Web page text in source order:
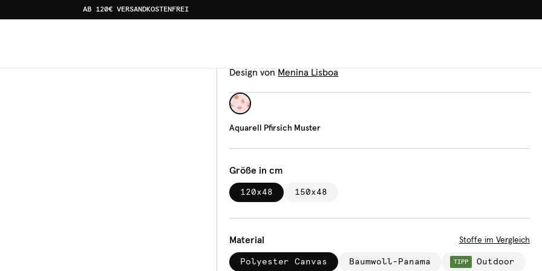
AB 120€ VERSANDKOSTENFREI
Bankauflage
Design von Menina Lisboa
Aquarell Pfirsich Muster
Größe in cm
120x48 150x48
Material Stoffe im Vergleich
Polyester Canvas Baumwoll-Panama TIPP Outdoor